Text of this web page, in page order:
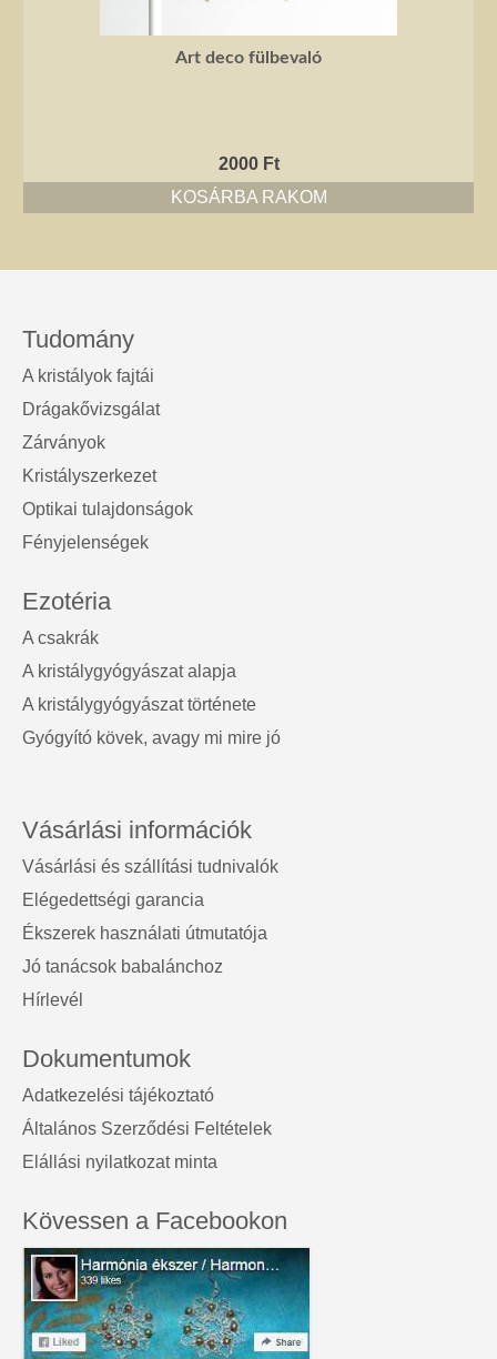
Art deco fülbevaló
2000 Ft
KOSÁRBA RAKOM
Tudomány
A kristályok fajtái
Drágakővizsgálat
Zárványok
Kristályszerkezet
Optikai tulajdonságok
Fényjelenségek
Ezotéria
A csakrák
A kristálygyógyászat alapja
A kristálygyógyászat története
Gyógyító kövek, avagy mi mire jó
Vásárlási információk
Vásárlási és szállítási tudnivalók
Elégedettségi garancia
Ékszerek használati útmutatója
Jó tanácsok babalánchoz
Hírlevél
Dokumentumok
Adatkezelési tájékoztató
Általános Szerződési Feltételek
Elállási nyilatkozat minta
Kövessen a Facebookon